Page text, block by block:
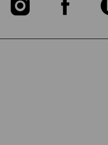
Zu
Zu